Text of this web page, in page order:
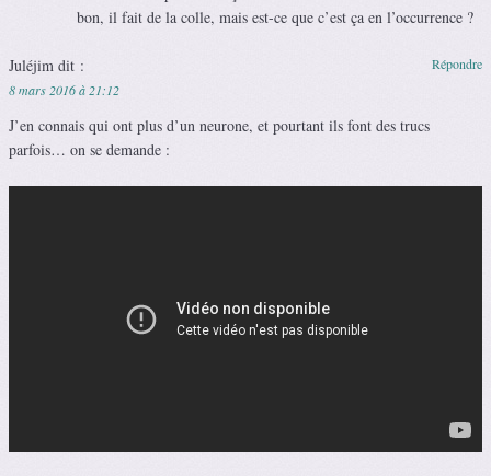
bon, il fait de la colle, mais est-ce que c’est ça en l’occurrence ?
Juléjim dit :
8 mars 2016 à 21:12
J’en connais qui ont plus d’un neurone, et pourtant ils font des trucs
parfois… on se demande :
Répondre